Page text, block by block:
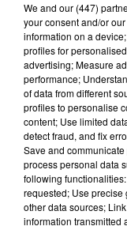
Lecture (4
100%
100% Radio
We and our (447)
your consent and/or
information on a
profiles for
advertising; Measure
performance;
of data from different
profiles to personalise
content; Use limited
detect fraud, and fix
Save and
process personal data
following
requested; Use
other data sources;
information transmitted